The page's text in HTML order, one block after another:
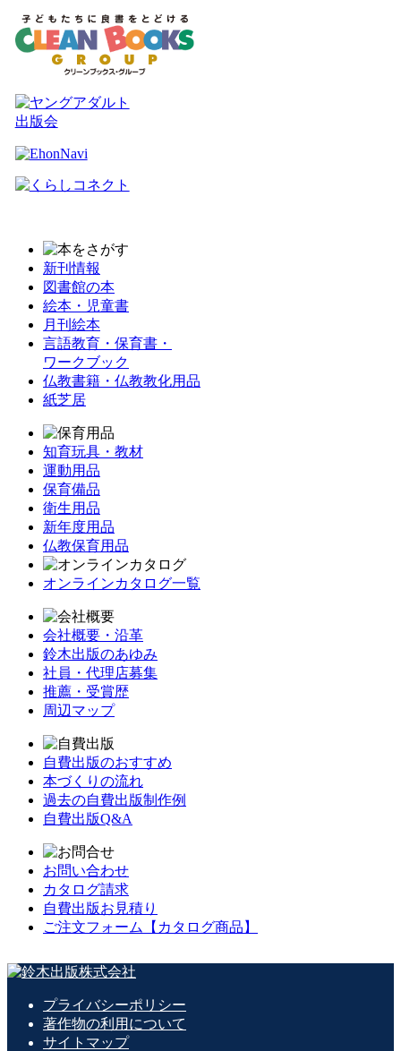
新刊情報
図書館の本
絵本・児童書
月刊絵本
言語教育・保育書・
ワークブック
仏教書籍・仏教教化用品
紙芝居
知育玩具・教材
運動用品
保育備品
衛生用品
新年度用品
仏教保育用品
オンラインカタログ一覧
会社概要・沿革
鈴木出版のあゆみ
社員・代理店募集
推薦・受賞歴
周辺マップ
自費出版のおすすめ
本づくりの流れ
過去の自費出版制作例
自費出版Q&A
お問い合わせ
カタログ請求
自費出版お見積り
ご注文フォーム【カタログ商品】
プライバシーポリシー
著作物の利用について
サイトマップ